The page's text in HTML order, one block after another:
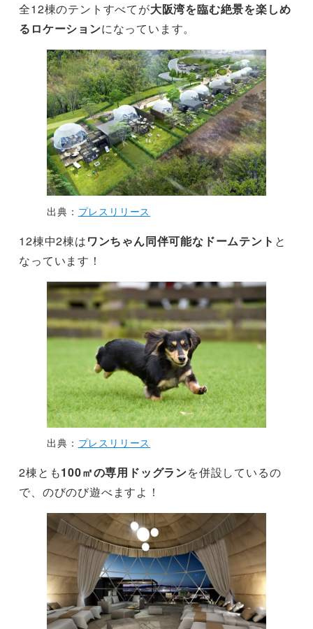
全12棟のテントすべてが大阪湾を臨む絶景を楽しめ
るロケーションになっています。
出典： プレスリリース
12棟中2棟はワンちゃん同伴可能なドームテント と
なっています！
出典： プレスリリース
2棟とも100㎡の専用ドッグランを併設しているの
で、のびのび遊べますよ！